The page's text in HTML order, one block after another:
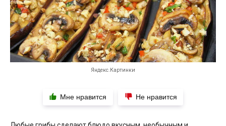
Яндекс.Картинки
Мне нравится Не нравится